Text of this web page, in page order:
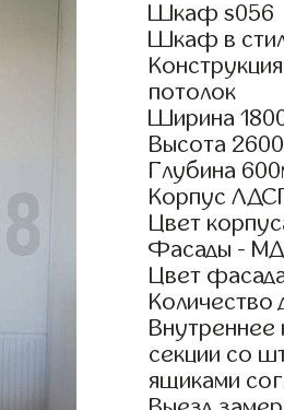
Шкаф s056
Шкаф в
потолок
Ширина
Высота
Глубина
Корпус
Цвет
Фасады -
Цвет
Количество
Внутреннее
секции со
ящиками